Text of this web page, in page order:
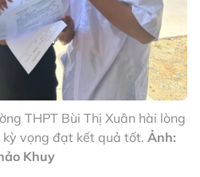
THPT Bùi Thị Xuân hài lòng
vọng đạt kết quả tốt. Ảnh:
Khuy